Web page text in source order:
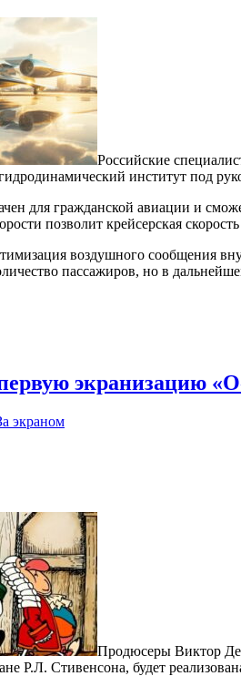
Российские
институт под
для гражданской авиации и
позволит крейсерская
воздушного сообщения
пассажиров, но в
экранизацию
экраном
Продюсеры Виктор
Р.Л. Стивенсона, будет